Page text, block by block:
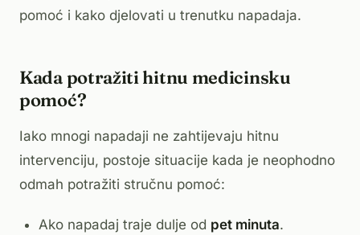
pomoć i kako djelovati u trenutku napadaja.
Kada potražiti hitnu medicinsku
pomoć?
Iako mnogi napadaji ne zahtijevaju hitnu
intervenciju, postoje situacije kada je neophodno
odmah potražiti stručnu pomoć:
Ako napadaj traje dulje od pet minuta.